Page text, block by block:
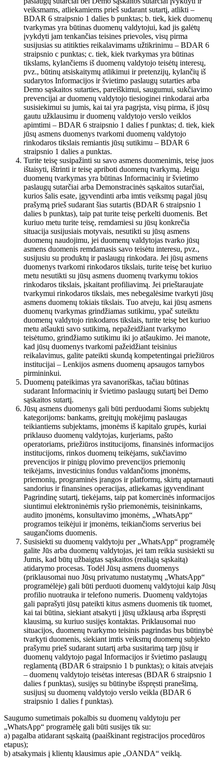
veiksmams, atliekamiems prieš sudarant sutartį, atlikti –
BDAR 6 straipsnio 1 dalies b punktas; b. tiek, kiek duomenų
tvarkymas yra būtinas duomenų valdytojui, kad jis galėtų
įvykdyti jam tenkančias teisines prievoles, visų pirma
susijusias su atitikties reikalavimams užtikrinimu – BDAR 6
straipsnio c punktas; c. tiek, kiek tvarkymas yra būtinas
tikslams, kylančiems iš duomenų valdytojo teisėtų interesų,
pvz., būtinų atsiskaitymų atlikimui ir pretenzijų, kylančių iš
sudarytos Informacijos ir švietimo paslaugų sutarties arba
Demo sąskaitos sutarties, pareiškimui, saugumui, sukčiavimo
prevencijai ar duomenų valdytojo tiesioginei rinkodarai arba
susisiekimui su jumis, kai tai yra pagrįsta, visų pirma, iš jūsų
gautu užklausimu ir duomenų valdytojo verslo veiklos
apimtimi – BDAR 6 straipsnio 1 dalies f punktas; d. tiek, kiek
jūsų asmens duomenys tvarkomi duomenų valdytojo
rinkodaros tikslais remiantis jūsų sutikimu – BDAR 6
straipsnio 1 dalies a punktas.
Turite teisę susipažinti su savo asmens duomenimis, teisę juos
ištaisyti, ištrinti ir teisę apriboti duomenų tvarkymą. Jeigu
duomenų tvarkymas yra būtinas Informacinių ir švietimo
paslaugų sutarčiai arba Demonstracinės sąskaitos sutarčiai,
kurios šalis esate, įgyvendinti arba imtis veiksmų pagal jūsų
prašymą prieš sudarant šias sutartis (BDAR 6 straipsnio 1
dalies b punktas), taip pat turite teisę perkelti duomenis. Bet
kuriuo metu turite teisę, remdamiesi su jūsų konkrečia
situacija susijusiais motyvais, nesutikti su jūsų asmens
duomenų naudojimu, jei duomenų valdytojas tvarko jūsų
asmens duomenis remdamasis savo teisėtu interesu, pvz.,
susijusiu su produktų ir paslaugų rinkodara. Jei jūsų asmens
duomenys tvarkomi rinkodaros tikslais, turite teisę bet kuriuo
metu nesutikti su jūsų asmens duomenų tvarkymu tokios
rinkodaros tikslais, įskaitant profiliavimą. Jei prieštaraujate
tvarkymui rinkodaros tikslais, mes nebegalėsime tvarkyti jūsų
asmens duomenų tokiais tikslais. Tuo atveju, kai jūsų asmens
duomenų tvarkymas grindžiamas sutikimu, ypač suteiktu
duomenų valdytojo rinkodaros tikslais, turite teisę bet kuriuo
metu atšaukti savo sutikimą, nepažeidžiant tvarkymo
teisėtumo, grindžiamo sutikimu iki jo atšaukimo. Jei manote,
kad jūsų duomenys tvarkomi pažeidžiant teisinius
reikalavimus, galite pateikti skundą kompetentingai priežiūros
institucijai – Lenkijos asmens duomenų apsaugos tarnybos
pirmininkui.
Duomenų pateikimas yra savanoriškas, tačiau būtinas
sudarant Informacinių ir švietimo paslaugų sutartį bei Demo
sąskaitos sutartį.
Jūsų asmens duomenys gali būti perduodami šioms subjektų
kategorijoms: bankams, greitųjų mokėjimų paslaugas
teikiantiems subjektams, įmonėms iš kapitalo grupės, kuriai
priklauso duomenų valdytojas, kurjeriams, pašto
operatoriams, priežiūros institucijoms, finansinės informacijos
institucijoms, rinkos duomenų teikėjams, sukčiavimo
prevencijos ir pinigų plovimo prevencijos priemonių
teikėjams, investicinius fondus valdančioms įmonėms,
priemonių, programinės įrangos ir platformų, skirtų aptarnauti
sandorius ir finansines operacijas, atliekamas įgyvendinant
Pagrindinę sutartį, tiekėjams, taip pat komercinės informacijos
siuntimui elektroninėmis ryšio priemonėmis, teisininkams,
audito įmonėms, konsultavimo įmonėms, „WhatsApp“
programos teikėjui ir įmonėms, teikiančioms serverius bei
saugančioms duomenis.
Susisiekti su duomenų valdytoju per „WhatsApp“ programėlę
galite Jūs arba duomenų valdytojas, jei tam reikia susisiekti su
Jumis, kad būtų užbaigtas sąskaitos (realiąją sąskaitą)
atidarymo procesas. Todėl Jūsų asmens duomenys
(priklausomai nuo Jūsų privatumo nustatymų „WhatsApp“
programėlėje) gali būti perduoti duomenų valdytojui kaip Jūsų
profilio nuotrauka ir telefono numeris. Duomenų valdytojas
gali paprašyti jūsų pateikti kitus asmens duomenis tik tuomet,
kai tai būtina, siekiant atsakyti į jūsų užklausą arba išspręsti
klausimą, su kuriuo susijęs kontaktas. Priklausomai nuo
situacijos, duomenų tvarkymo teisinis pagrindas bus būtinybė
tvarkyti duomenis, siekiant imtis veiksmų duomenų subjekto
prašymu prieš sudarant sutartį arba susitarimą tarp jūsų ir
duomenų valdytojo pagal Informacijos ir švietimo paslaugų
reglamentą (BDAR 6 straipsnio 1 b punktas); o kitais atvejais
– duomenų valdytojo teisėtas interesas (BDAR 6 straipsnio 1
dalies f punktas), susijęs su būtinybe išspręsti pranešimą,
susijusį su duomenų valdytojo verslo veikla (BDAR 6
straipsnio 1 dalies f punktas).
Saugumo sumetimais pokalbis su duomenų valdytoju per
„WhatsApp“ programėlę gali būti susijęs tik su:
a) pagalba atidarant sąskaitą (paaiškinant registracijos procedūros
etapus);
b) atsakymais į klientų klausimus apie „OANDA“ veiklą.